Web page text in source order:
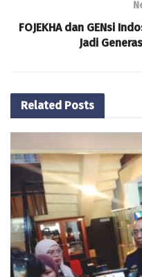
FOJEKHA dan GENsi
Jadi
Related Posts